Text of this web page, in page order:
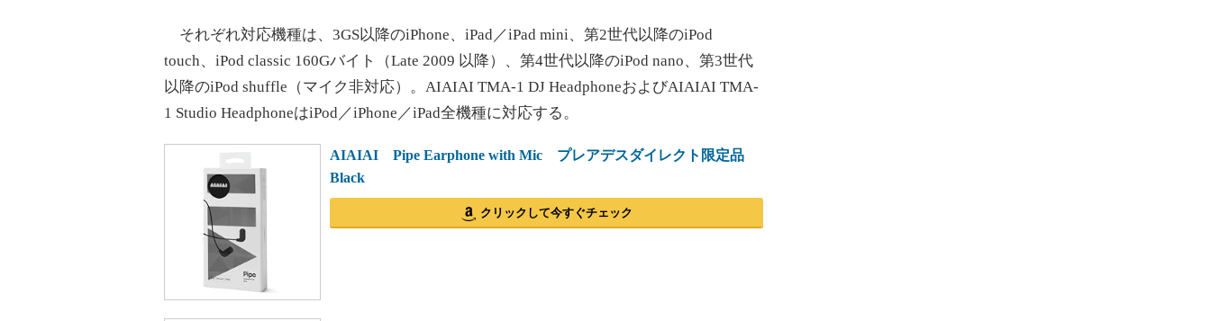
それぞれ対応機種は、3GS以降のiPhone、iPad／iPad mini、第2世代以降のiPod
touch、iPod classic 160Gバイト（Late 2009 以降）、第4世代以降のiPod nano、第3世代
以降のiPod shuffle（マイク非対応）。AIAIAI TMA-1 DJ HeadphoneおよびAIAIAI TMA-
1 Studio HeadphoneはiPod／iPhone／iPad全機種に対応する。
AIAIAI Pipe Earphone with Mic プレアデスダイレクト限定品
Black
クリックして今すぐチェック